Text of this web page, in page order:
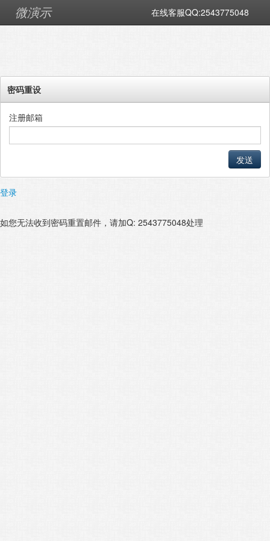
在线客服QQ:2543775048
微演示
密码重设
注册邮箱
发送
登录
如您无法收到密码重置邮件，请加Q: 2543775048处理